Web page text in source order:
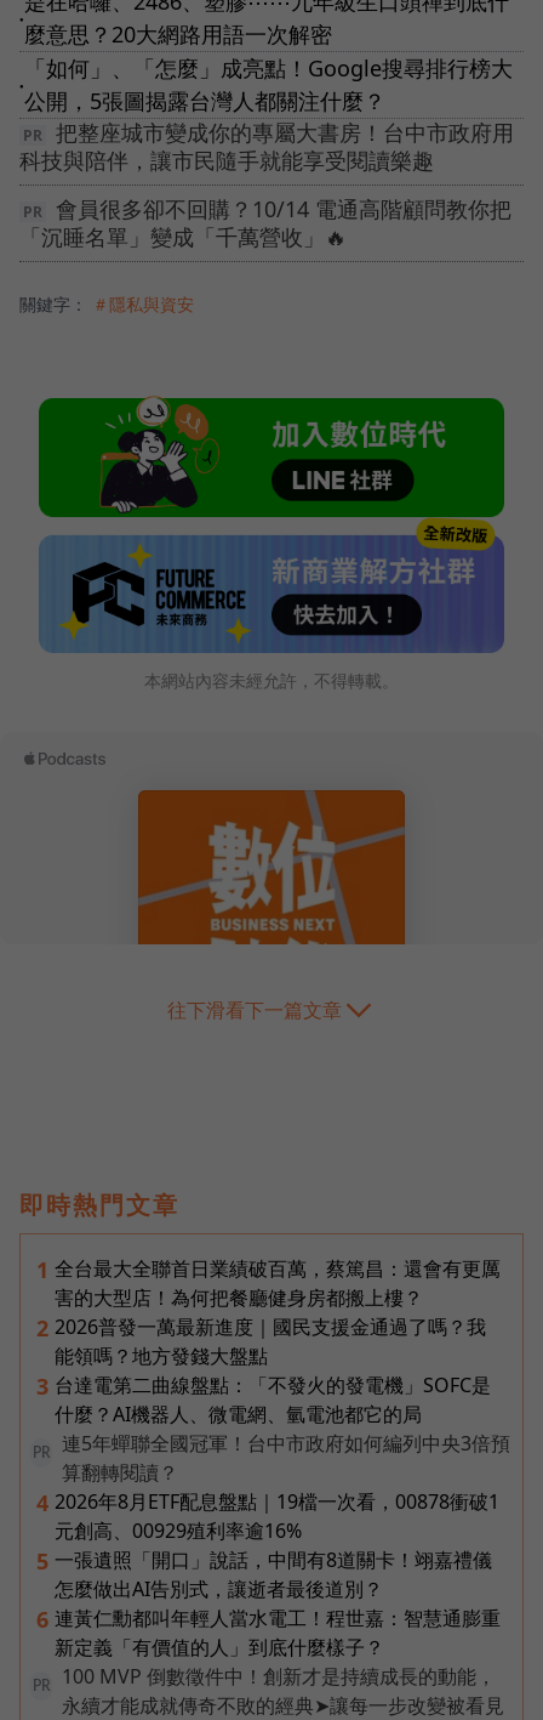
●
麼意思？20大網路用語一次解密
●
「如何」、「怎麼」成亮點！Google搜尋排行榜大
公開，5張圖揭露台灣人都關注什麼？
把整座城市變成你的專屬大書房！台中市政府用
科技與陪伴，讓市民隨手就能享受閱讀樂趣
會員很多卻不回購？10/14 電通高階顧問教你把
「沉睡名單」變成「千萬營收」🔥
關鍵字： ＃隱私與資安
本網站內容未經允許，不得轉載。
往下滑看下一篇文章
即時熱門文章
1 全台最大全聯首日業績破百萬，蔡篤昌：還會有更厲
害的大型店！為何把餐廳健身房都搬上樓？
2 2026普發一萬最新進度｜國民支援金通過了嗎？我
能領嗎？地方發錢大盤點
3 台達電第二曲線盤點：「不發火的發電機」SOFC是
什麼？AI機器人、微電網、氫電池都它的局
PR
連5年蟬聯全國冠軍！台中市政府如何編列中央3倍預
算翻轉閱讀？
4 2026年8月ETF配息盤點｜19檔一次看，00878衝破1
元創高、00929殖利率逾16%
5 一張遺照「開口」說話，中間有8道關卡！翊嘉禮儀
怎麼做出AI告別式，讓逝者最後道別？
6 連黃仁勳都叫年輕人當水電工！程世嘉：智慧通膨重
新定義「有價值的人」到底什麼樣子？
PR
100 MVP 倒數徵件中！創新才是持續成長的動能，
永續才能成就傳奇不敗的經典➤讓每一步改變被看見